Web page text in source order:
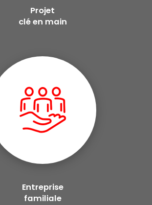
Projet
clé en main
Entreprise
familiale